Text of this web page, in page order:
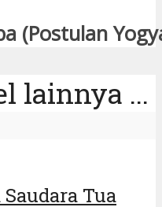
(Postulan
lainnya ...
Tua